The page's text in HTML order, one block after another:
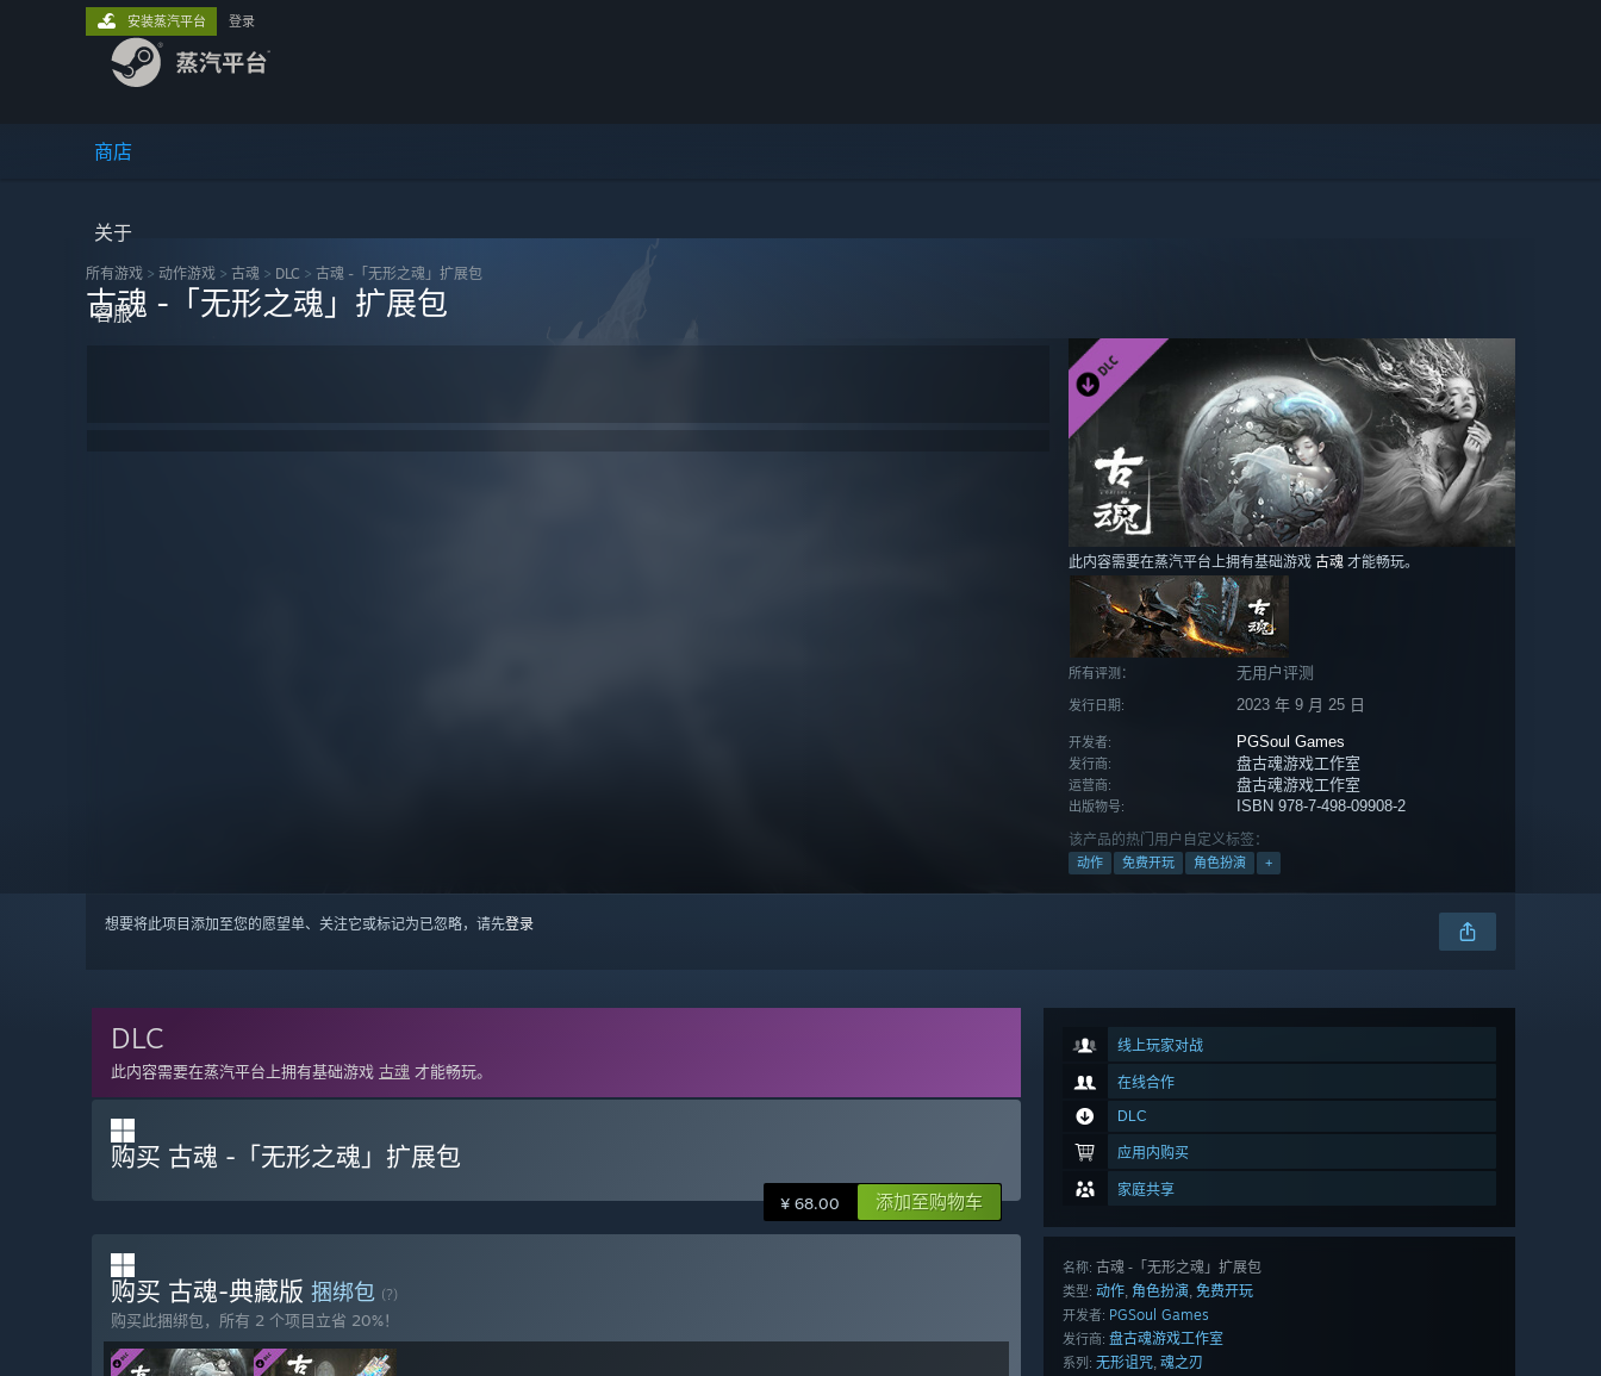
商店
关于
客服
安装蒸汽平台 登录
所有游戏 > 动作‎游戏 > 古魂 > DLC > 古魂 -「无形之魂」扩展包
古魂 -「无形之魂」扩展包
此内容需要在蒸汽平台上拥有基础游戏 古魂 才能畅玩。
所有评测： 无用户评测
发行日期: 2023 年 9 月 25 日
开发者: PGSoul Games
发行商: 盘古魂游戏工作室
运营商: 盘古魂游戏工作室
出版物号: ISBN 978-7-498-09908-2
该产品的热门用户自定义标签：
动作 免费开玩 角色扮演 +
想要将此项目添加至您的愿望单、关注它或标记为已忽略，请先登录
线上玩家对战
在线合作
DLC
应用内购买
家庭共享
名称: 古魂 -「无形之魂」扩展包
类型: 动作, 角色扮演, 免费开玩
开发者: PGSoul Games
发行商: 盘古魂游戏工作室
系列: 无形诅咒, 魂之刃
DLC
此内容需要在蒸汽平台上拥有基础游戏 古魂 才能畅玩。
购买 古魂 -「无形之魂」扩展包
¥ 68.00 添加至购物车
购买 古魂-典藏版 捆绑包 (?)
购买此捆绑包，所有 2 个项目立省 20%！